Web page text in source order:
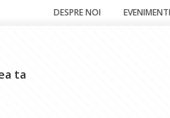
DESPRE NOI
ta